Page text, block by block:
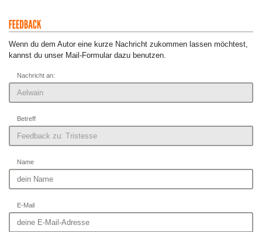
Wenn du dem Autor eine kurze Nachricht zukommen lassen möchtest,
kannst du unser Mail-Formular dazu benutzen.
Nachricht an:
Betreff
Name
E-Mail